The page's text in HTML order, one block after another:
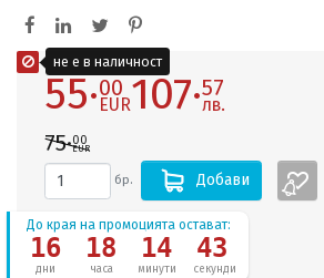
55·00
EUR107·57
лв.
75·00
EUR
бр. Добави
До края на промоцията остават:
16
дни
18
часа
14
минути
42
секунди
не е в наличност